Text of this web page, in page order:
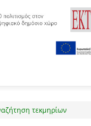
τεκμηρίων